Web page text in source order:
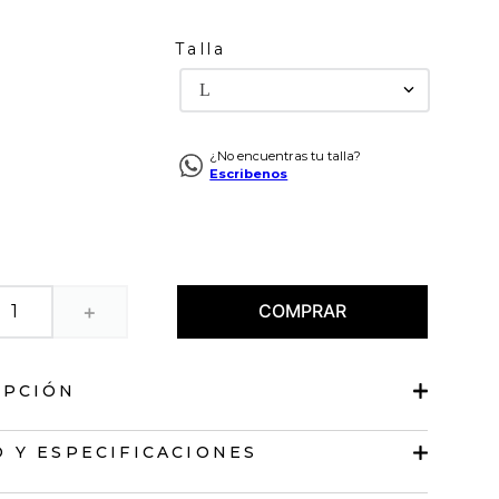
Talla
L
¿No encuentras tu talla?
Escribenos
＋ COMPRAR
Y ESPECIFICACIONES